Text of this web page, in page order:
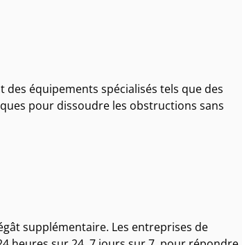
équipements spécialisés tels que des
pour dissoudre les obstructions sans
supplémentaire. Les entreprises de